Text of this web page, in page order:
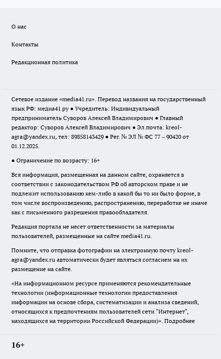
О нас
Контакты
Редакционная политика
Сетевое издание «media41.ru». Перевод названия на государственный
язык РФ: медиа41.ру ● Учредитель: Индивидуальный
предприниматель Суворов Алексей Владимирович ● Главный
редактор: Суворов Алексей Владимирович ● Эл.почта: kreol-
agra@yandex.ru, тел: 89858143429 ● Рег. № ЭЛ № ФС 77 – 90420 от
01.12.2025.
● Ограничение по возрасту: 16+
Вся информация, размещенная на данном сайте, охраняется в
соответствии с законодательством РФ об авторском праве и не
подлежит использованию кем-либо в какой бы то ни было форме, в
том числе воспроизведению, распространению, переработке не иначе
как с письменного разрешения правообладателя.
Редакция портала не несет ответственности за материалы
пользователей, размещенные на сайте media41.ru.
Помните, что отправка фотографии на электронную почту kreol-
agra@yandex.ru автоматически будет являться согласием на их
размещение на сайте.
«На информационном ресурсе применяются рекомендательные
технологии (информационные технологии предоставления
информации на основе сбора, систематизации и анализа сведений,
относящихся к предпочтениям пользователей сети "Интернет",
находящихся на территории Российской Федерации)». Подробнее
16+